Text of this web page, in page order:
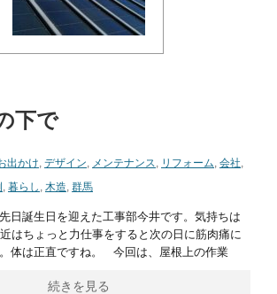
下で
出かけ, デザイン, メンテナンス, リフォーム, 会社,
, 暮らし , 木造, 群馬
日誕生日を迎えた工事部今井です。気持ちは
はちょっと力仕事をすると次の日に筋肉痛に
体は正直ですね。 今回は、屋根上の作業
続きを見る